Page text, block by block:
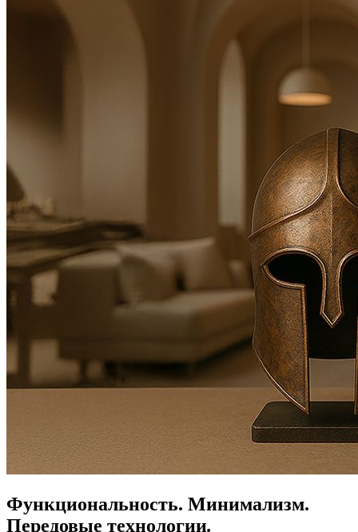
Функциональность. Минимализм.
Передовые технологии.